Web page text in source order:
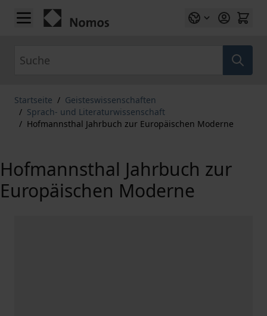
Zum Inhalt springen
Startseite / Geisteswissenschaften
/ Sprach- und Literaturwissenschaft
/ Hofmannsthal Jahrbuch zur Europäischen Moderne
Hofmannsthal Jahrbuch zur
Europäischen Moderne